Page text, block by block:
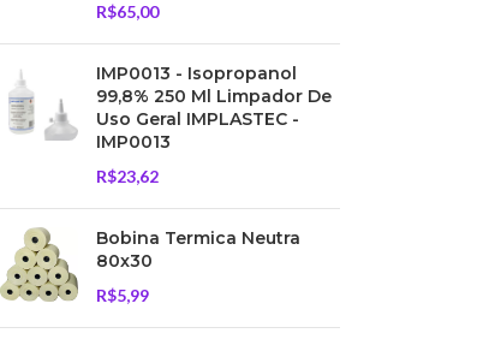
R$65,00
IMP0013 - Isopropanol
99,8% 250 Ml Limpador De
Uso Geral IMPLASTEC -
IMP0013
R$23,62
Bobina Termica Neutra
80x30
R$5,99